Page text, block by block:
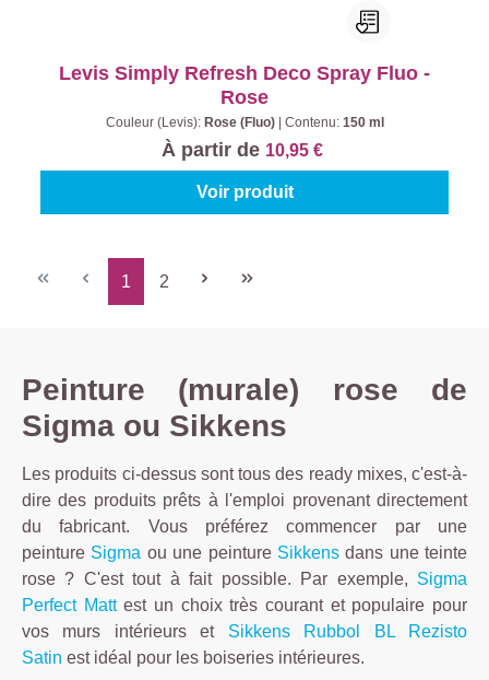
Levis Simply Refresh Deco Spray Fluo -
Rose
Couleur (Levis): Rose (Fluo) Contenu: 150 ml
À partir de 10,95 €
Voir produit
Page
1
Page
2
Peinture (murale) rose de
Sigma ou Sikkens
Les produits ci-dessus sont tous des ready mixes, c'est-à-
dire des produits prêts à l'emploi provenant directement
du fabricant. Vous préférez commencer par une
peinture Sigma ou une peinture Sikkensdans une teinte
rose ? C'est tout à fait possible. Par exemple, Sigma
Perfect Mattest un choix très courant et populaire pour
vos murs intérieurs et Sikkens Rubbol BL Rezisto
Satin est idéal pour les boiseries intérieures.